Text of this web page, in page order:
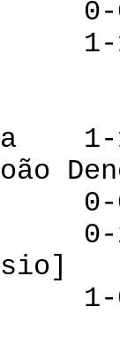
0
1-
0-2
0